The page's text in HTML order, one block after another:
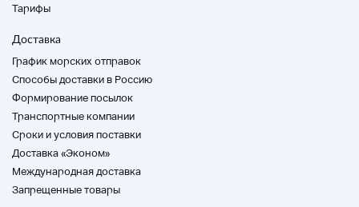
Тарифы
Доставка
График морских отправок
Способы доставки в Россию
Формирование посылок
Транспортные компании
Cроки и условия поставки
Доставка «Эконом»
Международная доставка
Запрещенные товары